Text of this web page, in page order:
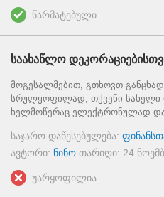
წარმატებული
საახაწლო
მოგესალმებით, გთხოვთ
სრულყოფილად, თქვენი სახელი
ხელმოწერაც ელექტრონულად
საჯარო დაწესებულება:
ავტორი: ნინო თარიღი: 24
უარყოფილია.